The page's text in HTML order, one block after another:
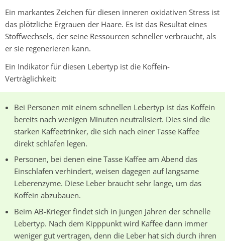
Ein markantes Zeichen für diesen inneren oxidativen Stress ist
das plötzliche Ergrauen der Haare. Es ist das Resultat eines
Stoffwechsels, der seine Ressourcen schneller verbraucht, als
er sie regenerieren kann.
Ein Indikator für diesen Lebertyp ist die Koffein-
Verträglichkeit:
Bei Personen mit einem schnellen Lebertyp ist das Koffein
bereits nach wenigen Minuten neutralisiert. Dies sind die
starken Kaffeetrinker, die sich nach einer Tasse Kaffee
direkt schlafen legen.
Personen, bei denen eine Tasse Kaffee am Abend das
Einschlafen verhindert, weisen dagegen auf langsame
Leberenzyme. Diese Leber braucht sehr lange, um das
Koffein abzubauen.
Beim AB-Krieger findet sich in jungen Jahren der schnelle
Lebertyp. Nach dem Kipppunkt wird Kaffee dann immer
weniger gut vertragen, denn die Leber hat sich durch ihren